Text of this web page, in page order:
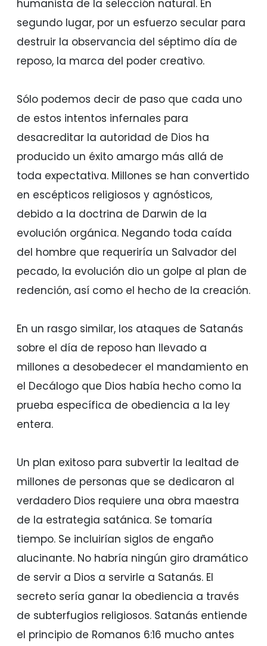
humanista de la selección natural. En
segundo lugar, por un esfuerzo secular para
destruir la observancia del séptimo día de
reposo, la marca del poder creativo.
Sólo podemos decir de paso que cada uno
de estos intentos infernales para
desacreditar la autoridad de Dios ha
producido un éxito amargo más allá de
toda expectativa. Millones se han convertido
en escépticos religiosos y agnósticos,
debido a la doctrina de Darwin de la
evolución orgánica. Negando toda caída
del hombre que requeriría un Salvador del
pecado, la evolución dio un golpe al plan de
redención, así como el hecho de la creación.
En un rasgo similar, los ataques de Satanás
sobre el día de reposo han llevado a
millones a desobedecer el mandamiento en
el Decálogo que Dios había hecho como la
prueba específica de obediencia a la ley
entera.
Un plan exitoso para subvertir la lealtad de
millones de personas que se dedicaron al
verdadero Dios requiere una obra maestra
de la estrategia satánica. Se tomaría
tiempo. Se incluirían siglos de engaño
alucinante. No habría ningún giro dramático
de servir a Dios a servirle a Satanás. El
secreto sería ganar la obediencia a través
de subterfugios religiosos. Satanás entiende
el principio de Romanos 6:16 mucho antes